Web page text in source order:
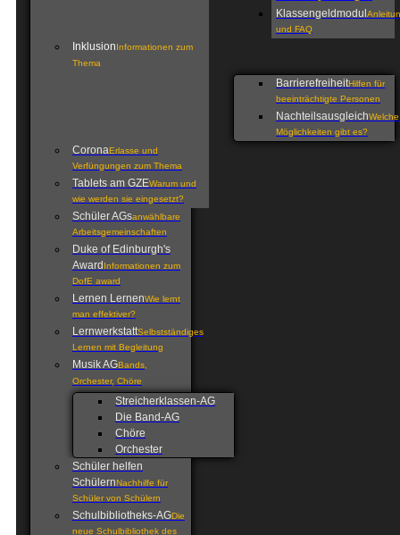
Klassengeldmodul
und FAQ
InklusionInformationen zum
Thema
BarrierefreiheitHilfen für
beeinträchtigte Personen
NachteilsausgleichWelche
Möglichkeiten gibt es?
CoronaErlasse und
Verfüngungen zum Thema
Tablets am GZEWarum und
wie werden sie eingesetzt?
Schüler AGsanwählbare
Arbeitsgemeinschaften
Duke of Edinburgh's
Award Informationen zum
DofE award
Lernen LernenWie lernt
man effektiver?
LernwerkstattSelbstständiges
Lernen mit Begleitung
Musik AGBands,
Orchester, Chöre
Streicherklassen-AG
Die Band-AG
Chöre
Orchester
Schüler helfen
SchülernNachhilfe für
Schüler von Schülern
Schulbibliotheks-AGDie
neue Schulbibliothek des